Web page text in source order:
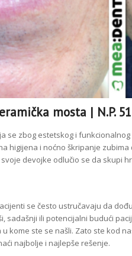
mosta | N.P.
se zbog estetskog i
higijena i noćno škripanje
devojke odlučio se da skupi
se često ustručavaju da
sadašnji ili potencijalni budući
kome ste se našli. Zato ste kod
najbolje i najlepše rešenje.